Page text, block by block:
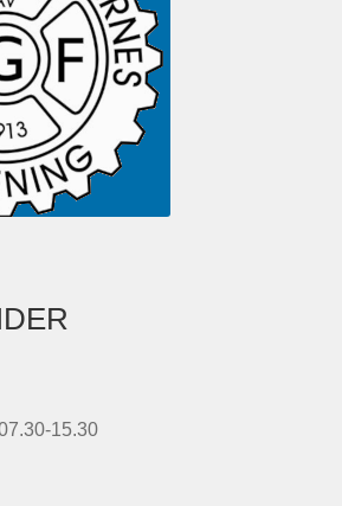
15.30